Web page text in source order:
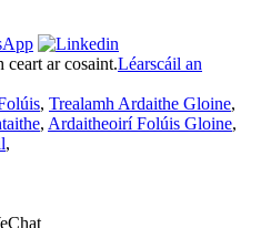
ar cosaint.Léarscáil an
, Trealamh Ardaithe Gloine,
, Ardaitheoirí Folúis Gloine,
,